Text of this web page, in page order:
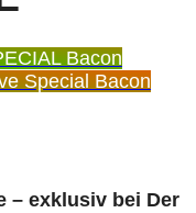
Bacon
Special Bacon
– exklusiv bei Der